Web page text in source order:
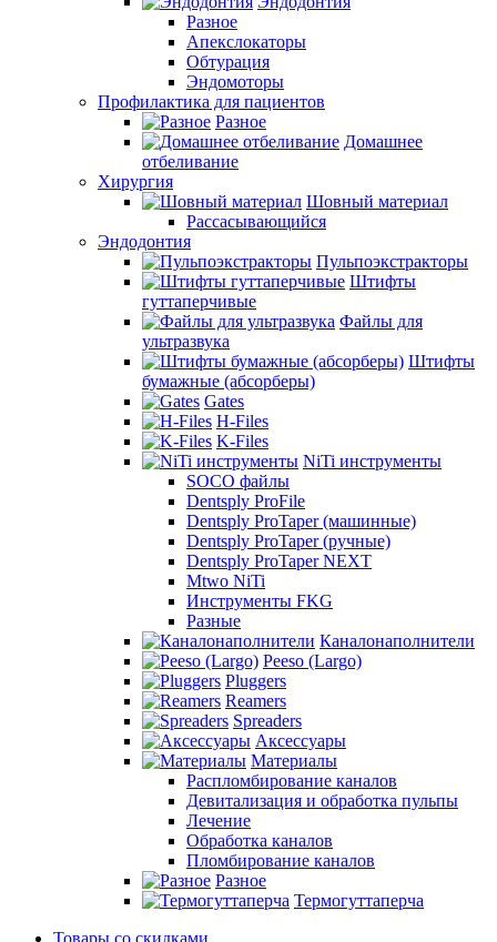
Разное
Апекслокаторы
Обтурация
Эндомоторы
Профилактика для пациентов
Разное
Домашнее
отбеливание
Хирургия
Шовный материал
Рассасывающийся
Эндодонтия
Пульпоэкстракторы
Штифты
гуттаперчивые
Файлы для
ультразвука
Штифты
бумажные (абсорберы)
Gates
H-Files
K-Files
NiTi инструменты
SOCO файлы
Dentsply ProFile
Dentsply ProTaper (машинные)
Dentsply ProTaper (ручные)
Dentsply ProTaper NEXT
Mtwo NiTi
Инструменты FKG
Разные
Каналонаполнители
Peeso (Largo)
Pluggers
Reamers
Spreaders
Аксессуары
Материалы
Распломбирование каналов
Девитализация и обработка пульпы
Лечение
Обработка каналов
Пломбирование каналов
Разное
Термогуттаперча
Товары со скидками